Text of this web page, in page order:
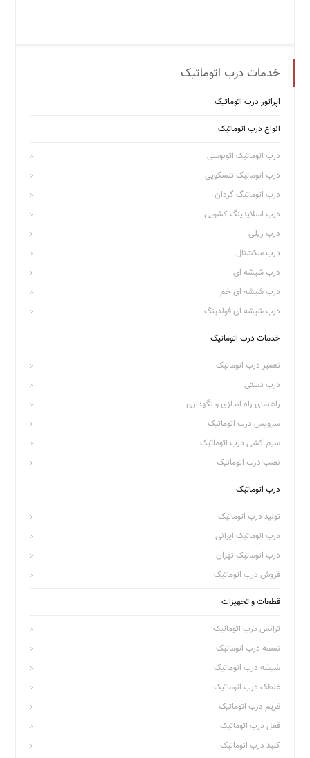
خدمات درب اتوماتیک
اپراتور درب اتوماتیک
انواع درب اتوماتیک
درب اتوماتیک اتوبوسی
درب اتوماتیک تلسکوپی
درب اتوماتیگ گردان
درب اسلایدینگ کشویی
درب ریلی
درب سکشنال
درب شیشه ای
درب شیشه ای خم
درب شیشه ای فولدینگ
خدمات درب اتوماتیک
تعمیر درب اتوماتیک
درب دستی
راهنمای راه اندازی و نگهداری
سرویس درب اتوماتیک
سیم کشی درب اتوماتیک
نصب درب اتوماتیک
درب اتوماتیک
تولید درب اتوماتیک
درب اتوماتیک ایرانی
درب اتوماتیک تهران
فروش درب اتوماتیک
قطعات و تجهیزات
ترانس درب اتوماتیک
تسمه درب اتوماتیک
شیشه درب اتوماتیک
غلطک درب اتوماتیک
فریم درب اتوماتیک
قفل درب اتوماتیک
کلید درب اتوماتیک